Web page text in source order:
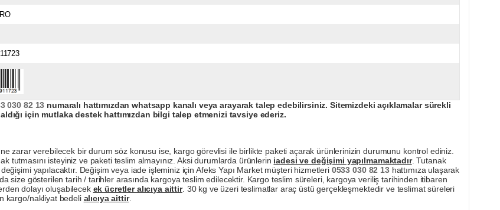
030 82 13 numaralı hattımızdan whatsapp kanalı veya arayarak talep edebilirsiniz. Sitemizdeki açıklamalar sürekli
için mutlaka destek hattımızdan bilgi talep etmenizi tavsiye ederiz.
zarar verebilecek bir durum söz konusu ise, kargo görevlisi ile birlikte paketi açarak ürünlerinizin durumunu kontrol ediniz.
isteyiniz ve paketi teslim almayınız. Aksi durumlarda ürünlerin iadesi ve değişimi yapılmamaktadır. Tutanak
yapılacaktır. Değişim veya iade işleminiz için Afeks Yapı Market müşteri hizmetleri 0533 030 82 13hattımıza ulaşarak
size gösterilen tarih / tarihler arasında kargoya teslim edilecektir. Kargo teslim süreleri, kargoya veriliş tarihinden itibaren
dolayı oluşabilecek ek ücretler alıcıya aittir. 30 kg ve üzeri teslimatlar araç üstü gerçekleşmektedir ve teslimat süreleri
kargo/nakliyat bedeli alıcıya aittir.